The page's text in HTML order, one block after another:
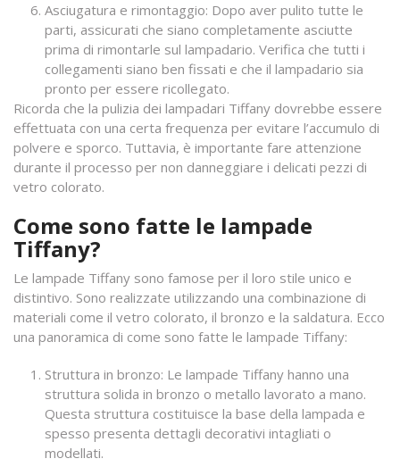
Asciugatura e rimontaggio: Dopo aver pulito tutte le
parti, assicurati che siano completamente asciutte
prima di rimontarle sul lampadario. Verifica che tutti i
collegamenti siano ben fissati e che il lampadario sia
pronto per essere ricollegato.
Ricorda che la pulizia dei lampadari Tiffany dovrebbe essere
effettuata con una certa frequenza per evitare l’accumulo di
polvere e sporco. Tuttavia, è importante fare attenzione
durante il processo per non danneggiare i delicati pezzi di
vetro colorato.
Come sono fatte le lampade
Tiffany?
Le lampade Tiffany sono famose per il loro stile unico e
distintivo. Sono realizzate utilizzando una combinazione di
materiali come il vetro colorato, il bronzo e la saldatura. Ecco
una panoramica di come sono fatte le lampade Tiffany:
Struttura in bronzo: Le lampade Tiffany hanno una
struttura solida in bronzo o metallo lavorato a mano.
Questa struttura costituisce la base della lampada e
spesso presenta dettagli decorativi intagliati o
modellati.